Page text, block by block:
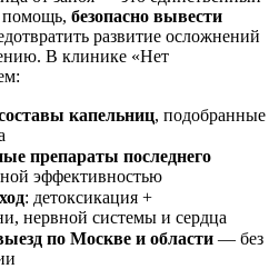
помощь, безопасно вывести
развитие осложнений
В клинике «Нет
капельниц, подобранные
препараты последнего
эффективностью
: детоксикация +
нервной системы и сердца
по Москве и области — без